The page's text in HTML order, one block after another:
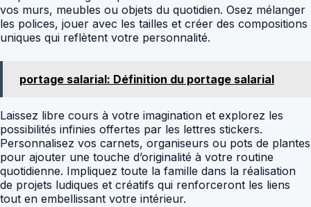
vos murs, meubles ou objets du quotidien. Osez mélanger
les polices, jouer avec les tailles et créer des compositions
uniques qui reflètent votre personnalité.
portage salarial: Définition du portage salarial
Laissez libre cours à votre imagination et explorez les
possibilités infinies offertes par les lettres stickers.
Personnalisez vos carnets, organiseurs ou pots de plantes
pour ajouter une touche d’originalité à votre routine
quotidienne. Impliquez toute la famille dans la réalisation
de projets ludiques et créatifs qui renforceront les liens
tout en embellissant votre intérieur.